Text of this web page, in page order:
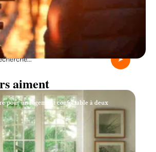
aiment
pour un logement confortable à deux